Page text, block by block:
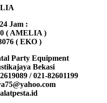
Jam :
( AMELIA )
( EKO )
Party Equipment
Bekasi
/ 021-82601199